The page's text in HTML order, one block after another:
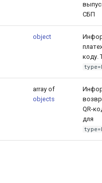
СБП
object
коду.
array of
objects
QR-
для